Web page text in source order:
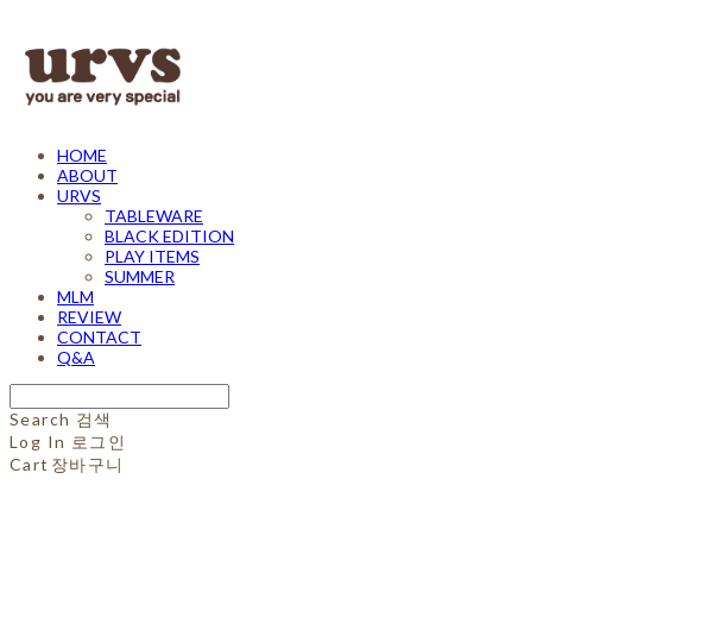
HOME
ABOUT
URVS
TABLEWARE
BLACK EDITION
PLAY ITEMS
SUMMER
MLM
REVIEW
CONTACT
Q&A
Search 검색
Log In 로그인
Cart 장바구니